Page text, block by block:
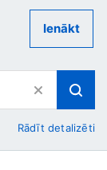
Ienākt
Rādīt detalizēti